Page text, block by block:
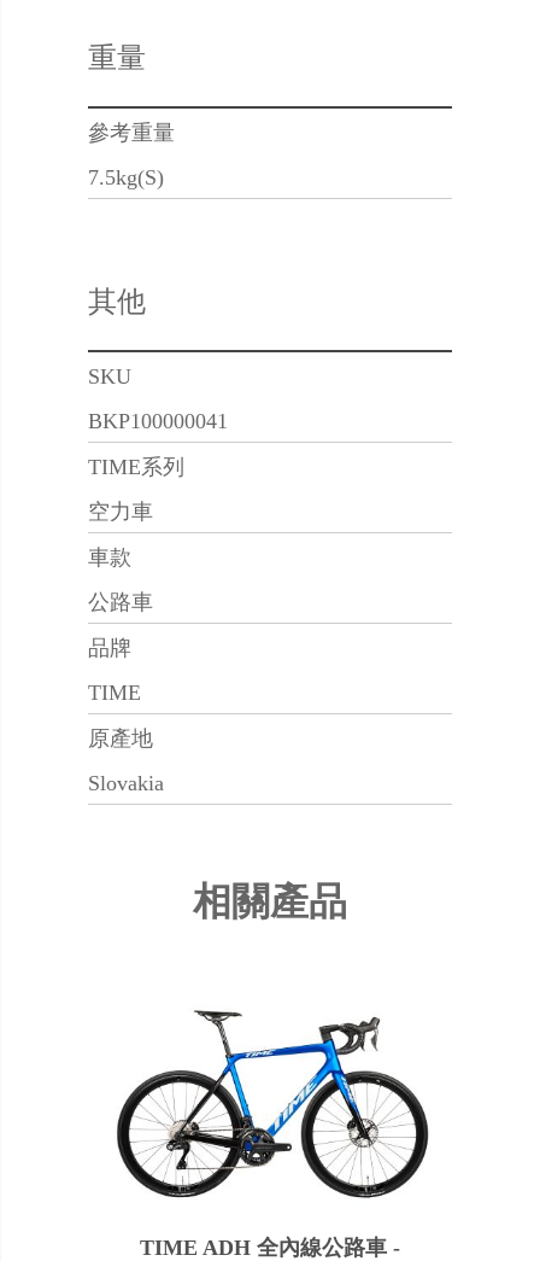
重量
參考重量
7.5kg(S)
其他
SKU
BKP100000041
TIME系列
空力車
車款
公路車
品牌
TIME
原產地
Slovakia
相關產品
TIME ADH 全內線公路車 -